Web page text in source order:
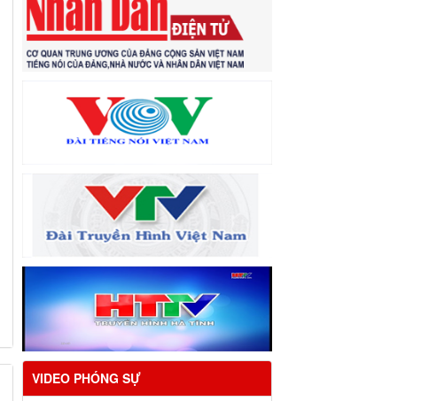
VIDEO PHÓNG SỰ